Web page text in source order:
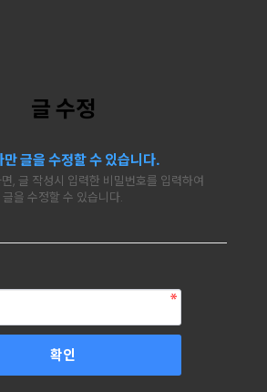
글 수정
만 글을 수정할 수 있습니다.
, 글 작성시 입력한 비밀번호를 입력하여
글을 수정할 수 있습니다.